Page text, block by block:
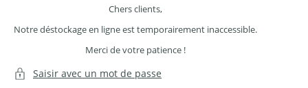
Chers clients,
Notre déstockage en ligne est temporairement inaccessible.
Merci de votre patience !
Saisir avec un mot de passe